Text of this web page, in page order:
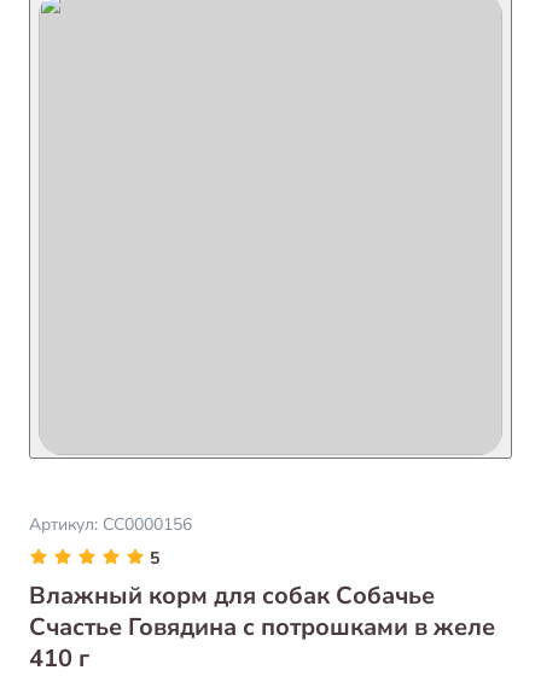
Артикул: СС0000156
5
Влажный корм для собак Собачье
Счастье Говядина с потрошками в желе
410 г